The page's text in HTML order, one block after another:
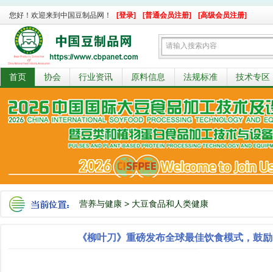
您好！欢迎来到中国豆制品网！ [登录] [普通会员注册] [高级会员注册]
首页 协会 行业资讯 原料信息 法规标准 技术专区
营养与健康 > 大豆食品和人类健康
《柳叶刀》重磅发布全球最佳饮食模式，鼓